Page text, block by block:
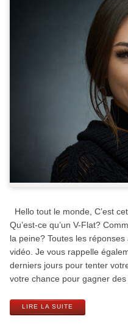
Hello tout le monde, C’est
Qu’est-ce qu’un V-Flat?
la peine? Toutes les
vidéo. Je vous rappelle
derniers jours pour tenter
votre chance pour gagner
LIRE LA SUITE